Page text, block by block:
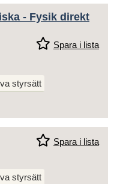
- Fysik direkt
Spara i lista
styrsätt
Spara i lista
styrsätt